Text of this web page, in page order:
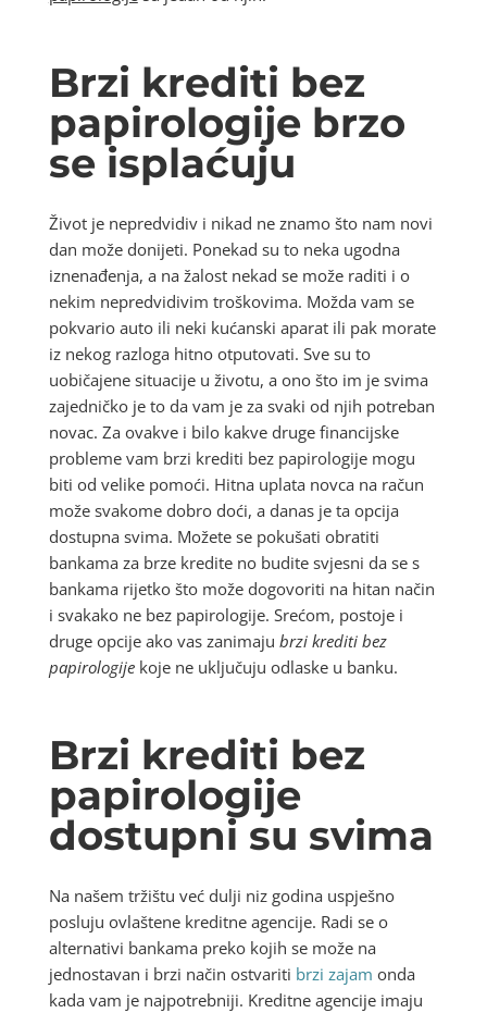
Brzi krediti bez
papirologije brzo
se isplaćuju
Život je nepredvidiv i nikad ne znamo što nam novi
dan može donijeti. Ponekad su to neka ugodna
iznenađenja, a na žalost nekad se može raditi i o
nekim nepredvidivim troškovima. Možda vam se
pokvario auto ili neki kućanski aparat ili pak morate
iz nekog razloga hitno otputovati. Sve su to
uobičajene situacije u životu, a ono što im je svima
zajedničko je to da vam je za svaki od njih potreban
novac. Za ovakve i bilo kakve druge financijske
probleme vam brzi krediti bez papirologije mogu
biti od velike pomoći. Hitna uplata novca na račun
može svakome dobro doći, a danas je ta opcija
dostupna svima. Možete se pokušati obratiti
bankama za brze kredite no budite svjesni da se s
bankama rijetko što može dogovoriti na hitan način
i svakako ne bez papirologije. Srećom, postoje i
druge opcije ako vas zanimaju brzi krediti bez
papirologijekoje ne uključuju odlaske u banku.
Brzi krediti bez
papirologije
dostupni su svima
Na našem tržištu već dulji niz godina uspješno
posluju ovlaštene kreditne agencije. Radi se o
alternativi bankama preko kojih se može na
jednostavan i brzi način ostvariti brzi zajam onda
kada vam je najpotrebniji. Kreditne agencije imaju